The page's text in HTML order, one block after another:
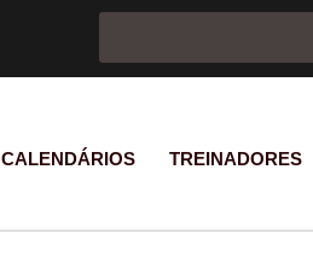
Formulário de
CALENDÁRIOS TREINADORES